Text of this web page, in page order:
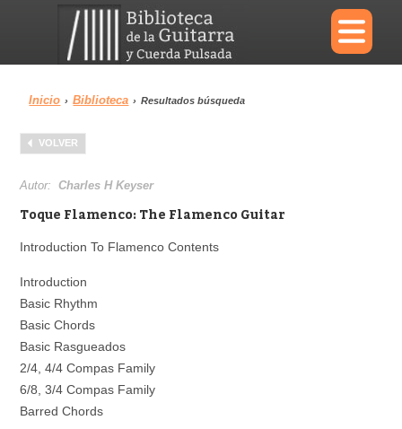
×
Menu
Biblioteca
Área personal
Inicio › Biblioteca › Resultados búsqueda
VOLVER
Autor:Charles H Keyser
Toque Flamenco: The Flamenco Guitar
Introduction To Flamenco Contents
Introduction
Basic Rhythm
Basic Chords
Basic Rasgueados
2/4, 4/4 Compas Family
6/8, 3/4 Compas Family
Barred Chords